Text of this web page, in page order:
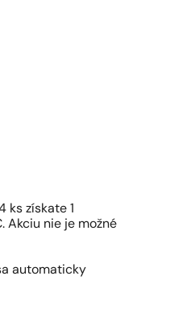
ks získate 1
Akciu nie je možné
automaticky